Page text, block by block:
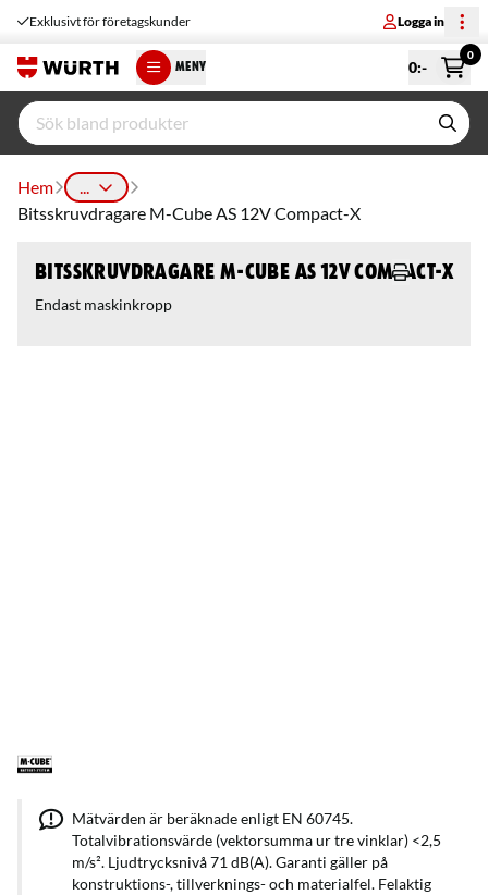
Exklusivt för företagskunder Logga in
MENY 0:-
0
Hem
...
Bitsskruvdragare M-Cube AS 12V Compact-X
Bitsskruvdragare M-Cube AS 12V Compact-X
Endast maskinkropp
Mätvärden är beräknade enligt EN 60745.
Totalvibrationsvärde (vektorsumma ur tre vinklar) <2,5
m/s². Ljudtrycksnivå 71 dB(A). Garanti gäller på
konstruktions-, tillverknings- och materialfel. Felaktig